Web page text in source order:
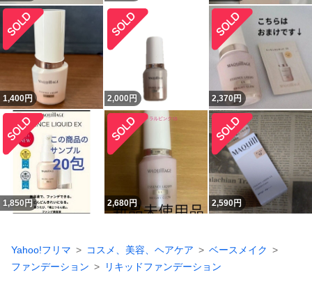
1,400円 2,000 円 2,370円
1,850 円 2,680円 2,590円
Yahoo!フリマ コスメ、美容、ヘアケア
ベースメイク
ファンデーション
リキッドファンデーション